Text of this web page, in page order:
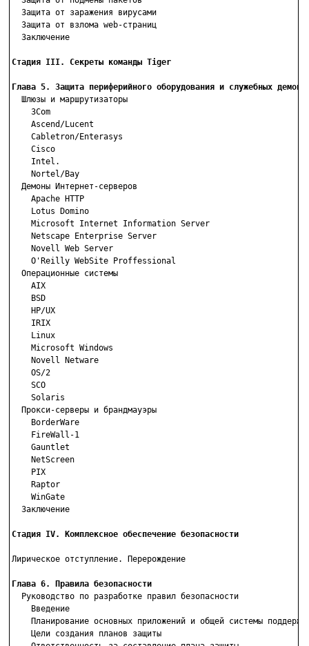
  Защита от заражения вирусами
  Защита от взлома web-страниц
  Заключение
Стадия III. Секреты команды Tiger
Глава 5. Защита периферийного оборудования и служебных
Шлюзы и маршрутизаторы
    3Com
    Ascend/Lucent
    Cabletron/Enterasys
    Cisco
    Intel.
    Nortel/Bay
  Демоны Интернет-серверов
    Apache HTTP
    Lotus Domino
    Microsoft Internet Information Server
    Netscape Enterprise Server
    Novell Web Server
    O'Reilly WebSite Proffessional
  Операционные системы
    AIX
    BSD
    HP/UX
    IRIX
    Linux
    Microsoft Windows
    Novell Netware
    OS/2
    SCO
    Solaris
  Прокси-серверы и брандмауэры
    BorderWare
    FireWall-1
    Gauntlet
    NetScreen
    PIX
    Raptor
    WinGate
  Заключение
Стадия IV. Комплексное обеспечение безопасности
Лирическое отступление. Перерождение
Глава 6. Правила безопасности
Руководство по разработке правил безопасности
    Введение
Планирование основных приложений и общей системы
    Цели создания планов защиты